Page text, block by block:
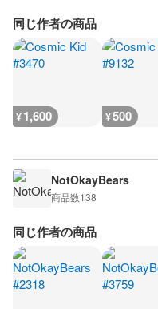
同じ作者の商品
¥1,600 ¥500
NotOkayBears
商品数138
同じ作者の商品